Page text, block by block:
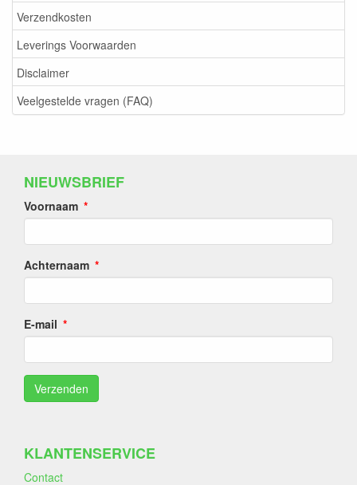
Verzendkosten
Leverings Voorwaarden
Disclaimer
Veelgestelde vragen (FAQ)
NIEUWSBRIEF
Voornaam
Achternaam
E-mail
KLANTENSERVICE
Contact